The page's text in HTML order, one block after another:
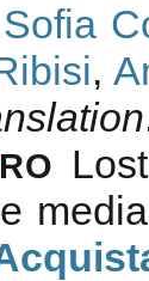
Sofia
,
RO